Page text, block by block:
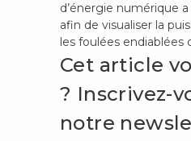
d’énergie numérique
afin de visualiser la
les foulées endiablées
Cet article
? Inscrivez-
notre